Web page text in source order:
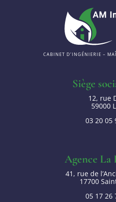
CABINET D’INGÉNIERIE –
Siège
12, rue
59000
03 20 05
Agence La
41, rue de
17700
05 17 26